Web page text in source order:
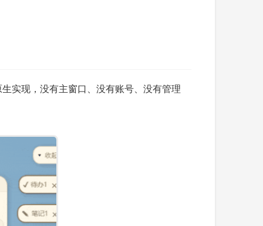
实现，没有主窗口、没有账号、没有管理